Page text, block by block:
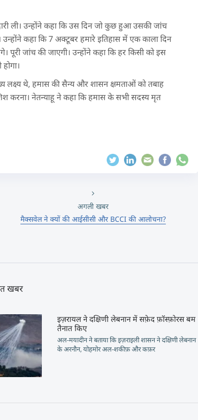
ली। उन्होंने कहा कि उस दिन जो कुछ हुआ उसकी जांच
कहा कि 7 अक्टूबर हमारे इतिहास में एक काला दिन
पूरी जांच की जाएगी। उन्होंने कहा कि हर किसी को इस
लक्ष्य थे, हमास की सैन्य और शासन क्षमताओं को तबाह
करना। नेतन्याहू ने कहा कि हमास के सभी सदस्य मृत
अगली खबर
मैक्सवेल ने क्यों की आईसीसी और BCCI की आलोचना?
खबर
इज़रायल ने दक्षिणी लेबनान में सफ़ेद फ़ॉस्फ़ोरस बम
तैनात किए
अल-मयादीन ने बताया कि इज़राइली शासन ने दक्षिणी लेबनान
के अरनौन, योहमोर अल-शकीफ़ और कफ़र